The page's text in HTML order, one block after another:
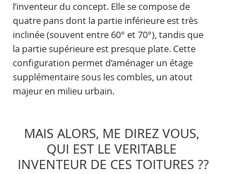
l’inventeur du concept. Elle se compose de
quatre pans dont la partie inférieure est très
inclinée (souvent entre 60° et 70°), tandis que
la partie supérieure est presque plate. Cette
configuration permet d’aménager un étage
supplémentaire sous les combles, un atout
majeur en milieu urbain.
MAIS ALORS, ME DIREZ VOUS,
QUI EST LE VERITABLE
INVENTEUR DE CES TOITURES ??